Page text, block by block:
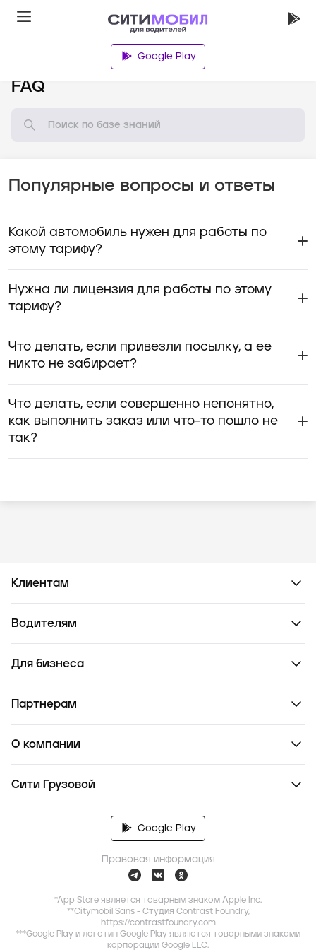
Google Play
FAQ
Популярные вопросы и ответы
Какой автомобиль нужен для работы по
этому тарифу?
Нужна ли лицензия для работы по этому
тарифу?
Что делать, если привезли посылку, а ее
никто не забирает?
Что делать, если совершенно непонятно,
как выполнить заказ или что-то пошло не
так?
Клиентам
Водителям
Для бизнеса
Партнерам
О компании
Сити Грузовой
Google Play
Правовая информация
*App Store является товарным знаком Apple Inc.
**Citymobil Sans - Студия Contrast Foundry,
https://contrastfoundry.com
***Google Play и логотип Google Play являются товарными знаками
корпорации Google LLC.